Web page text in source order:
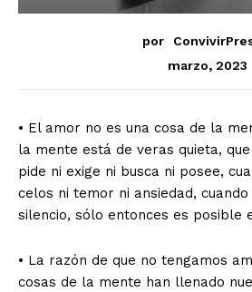
por
marzo, 2023
• El amor no es una cosa de la
la mente está de veras quieta,
pide ni exige ni busca ni posee,
celos ni temor ni ansiedad,
silencio, sólo entonces es posible
• La razón de que no tengamos
cosas de la mente han llenado